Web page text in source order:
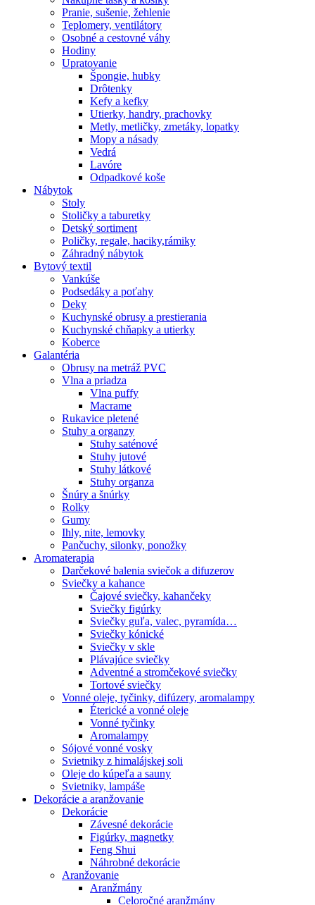
Pranie, sušenie, žehlenie
Teplomery, ventilátory
Osobné a cestovné váhy
Hodiny
Upratovanie
Špongie, hubky
Drôtenky
Kefy a kefky
Utierky, handry, prachovky
Metly, metličky, zmetáky, lopatky
Mopy a násady
Vedrá
Lavóre
Odpadkové koše
Nábytok
Stoly
Stoličky a taburetky
Detský sortiment
Poličky, regale, haciky,rámiky
Záhradný nábytok
Bytový textil
Vankúše
Podsedáky a poťahy
Deky
Kuchynské obrusy a prestierania
Kuchynské chňapky a utierky
Koberce
Galantéria
Obrusy na metráž PVC
Vlna a priadza
Vlna puffy
Macrame
Rukavice pletené
Stuhy a organzy
Stuhy saténové
Stuhy jutové
Stuhy látkové
Stuhy organza
Šnúry a šnúrky
Rolky
Gumy
Ihly, nite, lemovky
Pančuchy, silonky, ponožky
Aromaterapia
Darčekové balenia sviečok a difuzerov
Sviečky a kahance
Čajové sviečky, kahančeky
Sviečky figúrky
Sviečky guľa, valec, pyramída…
Sviečky kónické
Sviečky v skle
Plávajúce sviečky
Adventné a stromčekové sviečky
Tortové sviečky
Vonné oleje, tyčinky, difúzery, aromalampy
Éterické a vonné oleje
Vonné tyčinky
Aromalampy
Sójové vonné vosky
Svietniky z himalájskej soli
Oleje do kúpeľa a sauny
Svietniky, lampáše
Dekorácie a aranžovanie
Dekorácie
Závesné dekorácie
Figúrky, magnetky
Feng Shui
Náhrobné dekorácie
Aranžovanie
Aranžmány
Celoročné aranžmány